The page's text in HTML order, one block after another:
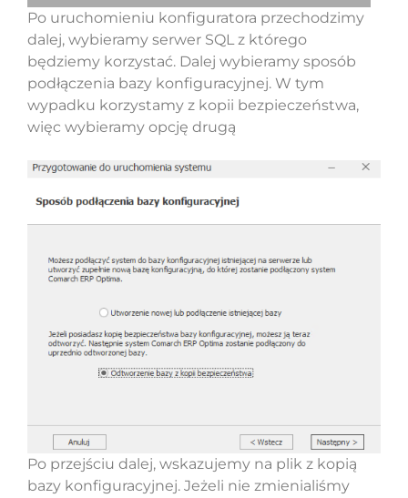
Po uruchomieniu konfiguratora przechodzimy
dalej, wybieramy serwer SQL z którego
będziemy korzystać. Dalej wybieramy sposób
podłączenia bazy konfiguracyjnej. W tym
wypadku korzystamy z kopii bezpieczeństwa,
więc wybieramy opcję drugą
Po przejściu dalej, wskazujemy na plik z kopią
bazy konfiguracyjnej. Jeżeli nie zmienialiśmy